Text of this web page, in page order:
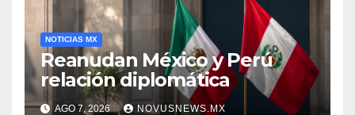
NOTICIAS MX
Reanudan México y Perú
relación diplomática
AGO 7, 2026 NOVUSNEWS.MX